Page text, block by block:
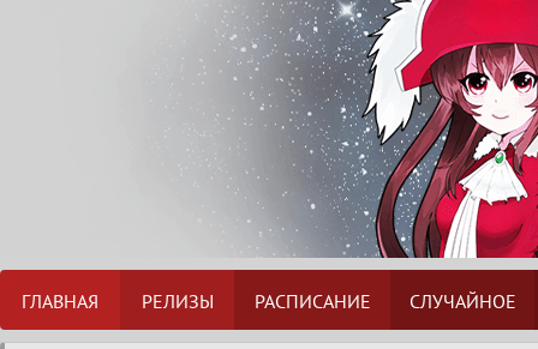
ГЛАВНАЯ РЕЛИЗЫ РАСПИСАНИЕ СЛУЧАЙНОЕ